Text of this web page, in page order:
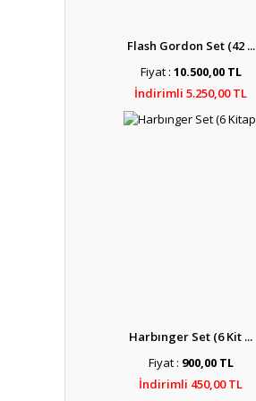
Flash Gordon Set (42 ...
Fiyat : 10.500,00 TL
İndirimli 5.250,00 TL
Harbınger Set (6 Kit ...
Fiyat : 900,00 TL
İndirimli 450,00 TL